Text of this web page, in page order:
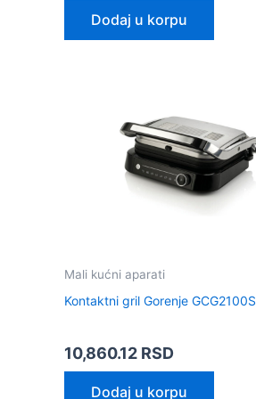
Dodaj u korpu
Mali kućni aparati
Kontaktni gril Gorenje GCG2100S
10,860.12 RSD
Dodaj u korpu